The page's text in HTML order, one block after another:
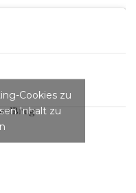
Cookies zu
Inhalt zu